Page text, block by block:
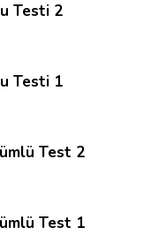
Testi 2
Testi 1
Test 2
Test 1